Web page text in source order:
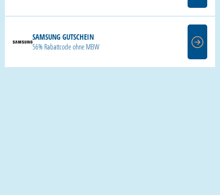
SAMSUNG GUTSCHEIN
56% Rabattcode ohne MBW